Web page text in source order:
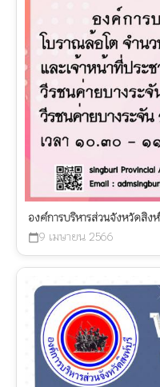
องค์การบริหารส่วนจังหวัดสิ
calendar_today9 เมษายน 2566